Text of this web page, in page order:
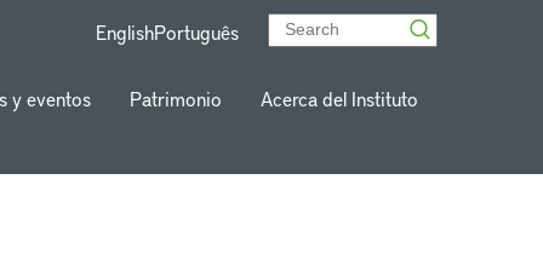
EnglishPortuguês
y eventos Patrimonio Acerca del Instituto